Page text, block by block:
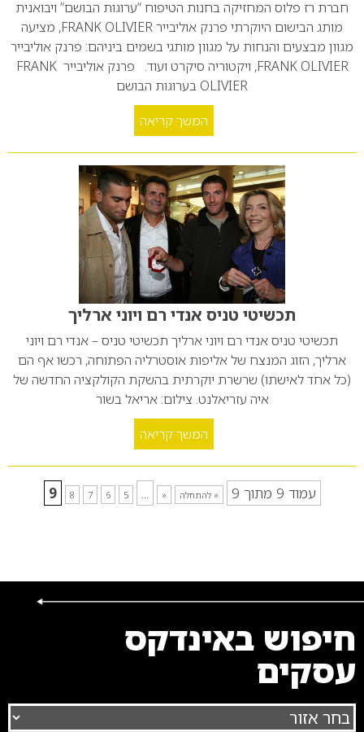
חברת רז פלוס המחזיקה בחנות הטיפוח “ערוגות הבושם” ויבואנית
מותג הבישום היוקרתי פרנק אוליבייר FRANK OLIVIER, מציעה
מגוון מבצעים והנחות על מגוון מותגי בשמים ביניהם: פרנק אוליבייר
FRANK OLIVIER, ויקטוריה סיקרט ועוד. פרנק אוליבייר FRANK
OLIVIER בערוגות הבושם
המשך קריאה
תכשיטי טניס אנדי רם ויוני ארליך
תכשיטי טניס אנדי רם ויוני ארליך תכשיטי טניס – אנדי רם ויוני
ארליך, הזוג המנצח של אליפות אוסטרליה הפתוחה, רכשו אף הם
(כל אחד לאישתו) שרשרת יוקרתית בהשקת הקולקציה החדשה של
איה עזריאלנט. צילום: אריאל בשור
המשך קריאה
עמוד 9 מתוך 9 « להתחלה «
...
5
6
7
8
9
חיפוש באינדקס
עסקים